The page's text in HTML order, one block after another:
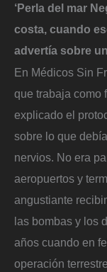
‘Perla del mar
costa, cuando
advertía sobre
En Médicos Sin
que trabaja como
explicado el
sobre lo que
nervios. No era
aeropuertos y
angustiante
las bombas y los
años cuando en
operación